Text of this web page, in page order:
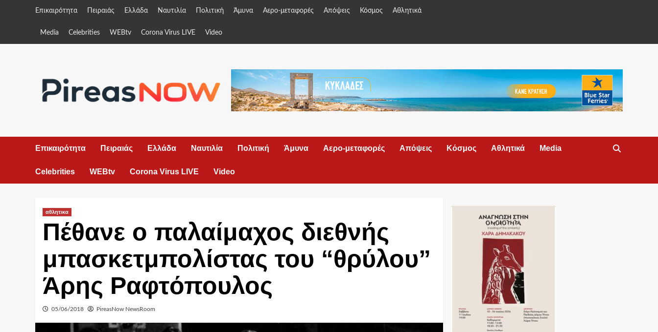
Επικαιρότητα Πειραιάς Ελλάδα Ναυτιλία Πολιτική Άμυνα Αερο-μεταφορές Απόψεις Κόσμος Αθλητικά
Media Celebrities WEBtv Corona Virus LIVE Video
Επικαιρότητα Πειραιάς Ελλάδα Ναυτιλία Πολιτική Άμυνα Αερο-μεταφορές Απόψεις Κόσμος Αθλητικά Media
Celebrities WEBtv Corona Virus LIVE Video
αθλητικα
Πέθανε ο παλαίμαχος διεθνής
μπασκετμπολίστας του “θρύλου”
Άρης Ραφτόπουλος
05/06/2018 PireasNow NewsRoom